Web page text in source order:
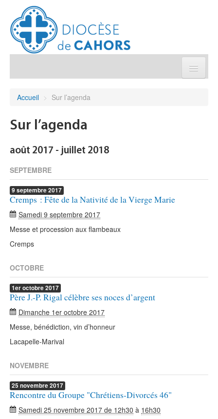
Agenda diocésain
Je donne
Annuaire/Contact
Accueil > Sur l’agenda
Sur l’agenda
août 2017 - juillet 2018
SEPTEMBRE
9 septembre2017
Cremps : Fête de la Nativité de la Vierge Marie
Samedi 9 septembre 2017
Messe et procession aux flambeaux
Cremps
OCTOBRE
1eroctobre2017
Père J.-P. Rigal célèbre ses noces d’argent
Dimanche 1er octobre 2017
Messe, bénédiction, vin d’honneur
Lacapelle-Marival
NOVEMBRE
25 novembre2017
Rencontre du Groupe "Chrétiens-Divorcés 46"
Samedi 25 novembre 2017 de 12h30 à 16h30